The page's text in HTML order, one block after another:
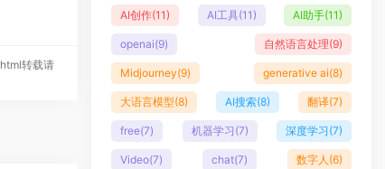
转载请
AI创作(11) AI工具(11) AI助手(11)
openai(9) 自然语言处理(9)
Midjourney(9) generative ai(8)
大语言模型(8) AI搜索(8) 翻译(7)
free(7) 机器学习 (7) 深度学习(7)
Video(7) chat(7) 数字人 (6)